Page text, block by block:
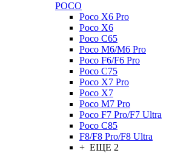
POCO
Poco X6 Pro
Poco X6
Poco C65
Poco M6/M6 Pro
Poco F6/F6 Pro
Poco C75
Poco X7 Pro
Poco X7
Poco M7 Pro
Poco F7 Pro/F7 Ultra
Poco C85
F8/F8 Pro/F8 Ultra
+ ЕЩЕ 2